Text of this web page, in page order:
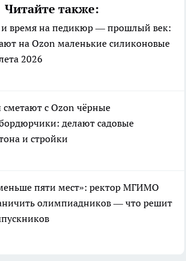
Читайте также:
и время на педикюр — прошлый век:
на Ozon маленькие силиконовые
2026
с Ozon чёрные
делают садовые
и стройки
пяти мест»: ректор МГИМО
олимпиадников — что решит